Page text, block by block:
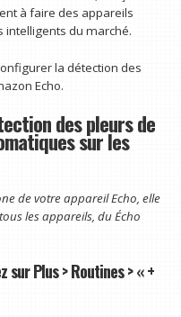
à faire des appareils
intelligents du marché.
la détection des
Echo.
des pleurs de
sur les
de votre appareil Echo, elle
les appareils, duÉcho
sur Plus > Routines > « +